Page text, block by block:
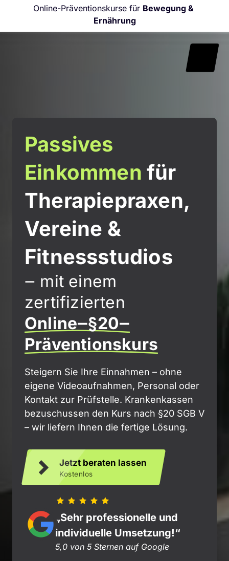
Online-Präventionskurse für Bewegung &
Ernährung
Einkommen für
Therapiepraxen,
Vereine &
Fitnessstudios
‒ mit
zertifizierten
Online‒§20‒
Präventionskurs
Steigern Sie Ihre Einnahmen – ohne
eigene Videoaufnahmen, Personal oder
Kontakt zur Prüfstelle. Krankenkassen
bezuschussen den Kurs nach §20 SGB V
– wir liefern Ihnen die fertige Lösung.
Jetzt beraten lassen
Kostenlos
„Sehr professionelle und
individuelle Umsetzung!“
5,0 von 5 Sternen auf Google